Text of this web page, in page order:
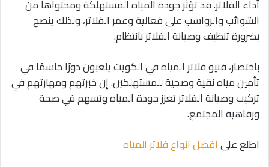
أداء الفلاتر. قد تؤثر جودة المياه المستهلكة ومحتواها من
الشوائب والرواسب على فعالية وعمر الفلاتر، ولذلك ينصح
بضرورة تنظيف وصيانة الفلاتر بانتظام.
باختصار، فنيو فلاتر المياه في الكويت يلعبون دورًا حاسمًا في
تأمين مياه نقية وصحية للمستهلكين. إن خبرتهم ومهارتهم في
تركيب وصيانة الفلاتر تعزز جودة المياه وتسهم في صحة
ورفاهية المجتمع.
اطلع علىافضل انواع فلاتر المياه